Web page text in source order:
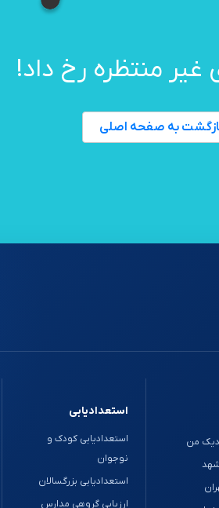
منتظره رخ داد!
به صفحه اصلی
من
استعدادیابی
استعدادیابی کودک و
نوجوان
استعدادیابی بزرگسالان
ارزیابی گروهی مدارس